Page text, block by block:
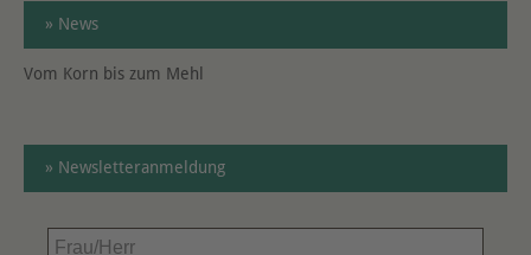
» News
Vom Korn bis zum Mehl
» Newsletteranmeldung
Frau/Herr